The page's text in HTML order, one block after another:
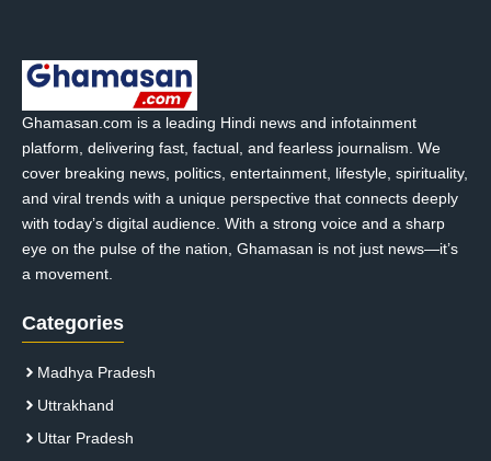
Ghamasan.com is a leading Hindi news and infotainment
platform, delivering fast, factual, and fearless journalism. We
cover breaking news, politics, entertainment, lifestyle, spirituality,
and viral trends with a unique perspective that connects deeply
with today’s digital audience. With a strong voice and a sharp
eye on the pulse of the nation, Ghamasan is not just news—it’s
a movement.
Categories
Madhya Pradesh
Uttrakhand
Uttar Pradesh